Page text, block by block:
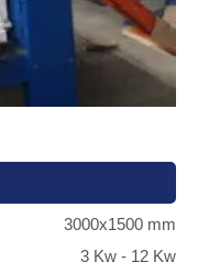
3000x1500 mm
3 Kw - 12 Kw